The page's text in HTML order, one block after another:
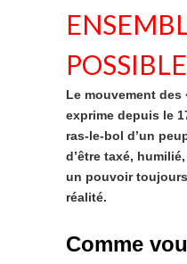
Le mouvement des
exprime depuis le
ras-le-bol d’un
d’être taxé,
un pouvoir
réalité.
Comme